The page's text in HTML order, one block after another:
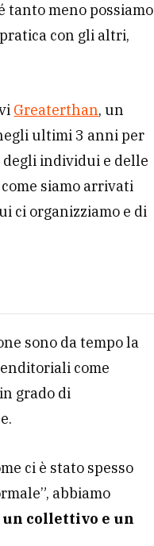
tanto meno possiamo
con gli altri,
Greaterthan, un
ultimi 3 anni per
degli individui e delle
siamo arrivati
ci organizziamo e di
sono da tempo la
come
grado di
ci è stato spesso
abbiamo
collettivo e un